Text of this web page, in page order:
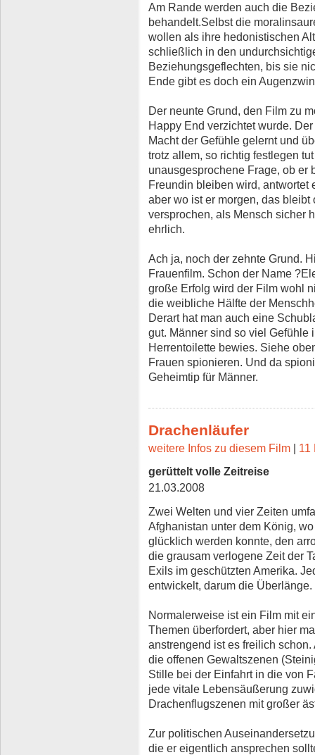
Am Rande werden auch die
behandelt.Selbst die
wollen als ihre hedonistischen
schließlich in den
Beziehungsgeflechten, bis sie
Ende gibt es doch ein
Der neunte Grund, den Film zu
Happy End verzichtet wurde.
Macht der Gefühle gelernt und
trotz allem, so richtig festlegen
unausgesprochene Frage, ob er
Freundin bleiben wird, antwortet
aber wo ist er morgen, das bleibt
versprochen, als Mensch sicher
ehrlich.
Ach ja, noch der zehnte Grund.
Frauenfilm. Schon der Name
große Erfolg wird der Film wohl
die weibliche Hälfte der
Derart hat man auch eine
gut. Männer sind so viel Gefühle
Herrentoilette bewies. Siehe
Frauen spionieren. Und da
Geheimtip für Männer.
Drachenläufer
weitere Infos zu diesem Film | 11
gerüttelt volle Zeitreise
21.03.2008
Zwei Welten und vier Zeiten
Afghanistan unter dem König,
glücklich werden konnte, den
die grausam verlogene Zeit der
Exils im geschützten Amerika.
entwickelt, darum die Überlänge.
Normalerweise ist ein Film mit
Themen überfordert, aber hier
anstrengend ist es freilich
die offenen Gewaltszenen
Stille bei der Einfahrt in die von
jede vitale Lebensäußerung
Drachenflugszenen mit großer
Zur politischen
die er eigentlich ansprechen